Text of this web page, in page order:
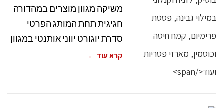
משיקה מגוון מוצרים במהדורה
חגיגית תחת המותג הפרטי
סדרת יוגורט יווני אותנטי במגוון
קרא עוד ←